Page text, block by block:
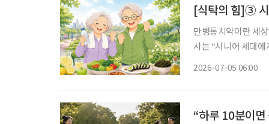
[식탁의 힘]③ 시
만병통치약이란 세
사는 “시니어 세대
2026-07-05 06:00
“하루 10분이면